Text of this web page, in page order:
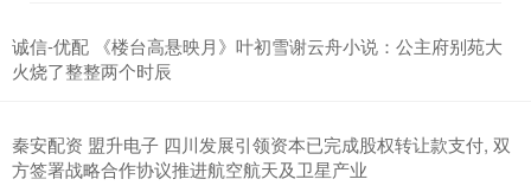
诚信-优配 《楼台高悬映月》叶初雪谢云舟小说：公主府别苑大
火烧了整整两个时辰
秦安配资 盟升电子 四川发展引领资本已完成股权转让款支付, 双
方签署战略合作协议推进航空航天及卫星产业